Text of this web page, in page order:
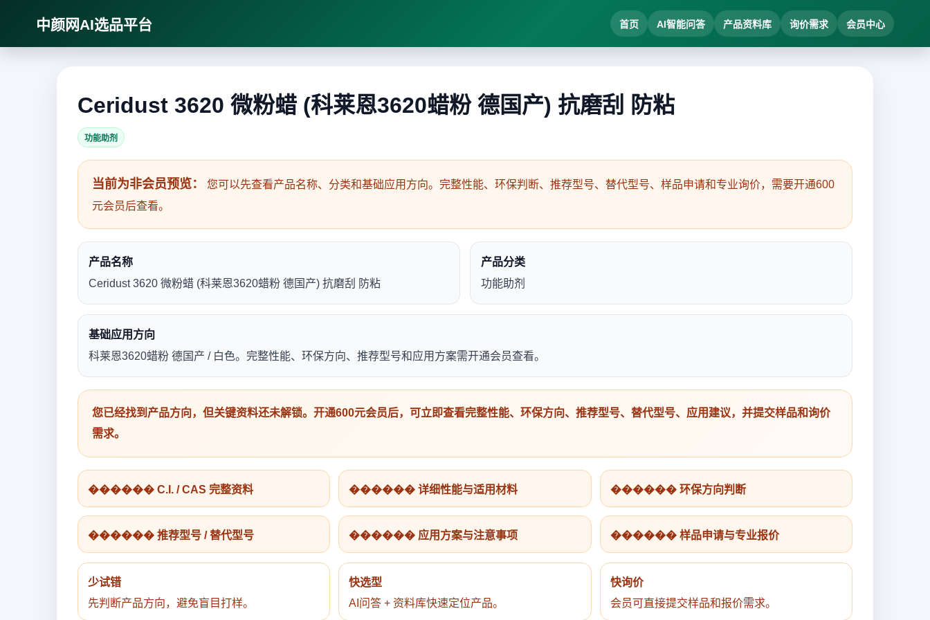
中颜网AI选品平台 首页 AI智能问答 产品资料库 询价需求 会员中心
Ceridust 3620 微粉蜡 (科莱恩3620蜡粉 德国产) 抗磨刮 防粘
功能助剂
当前为非会员预览：
您可以先查看产品名称、分类和基础应用方向。完整性能、环保判断、推荐型号、替代型号、样品申请和专业询价，需要开通600
元会员后查看。
产品名称
Ceridust 3620 微粉蜡 (科莱恩3620蜡粉 德国产) 抗磨刮 防粘
产品分类
功能助剂
基础应用方向
科莱恩3620蜡粉 德国产 / 白色。完整性能、环保方向、推荐型号和应用方案需开通会员查看。
您已经找到产品方向，但关键资料还未解锁。开通600元会员后，可立即查看完整性能、环保方向、推荐型号、替代型号、应用建议，并提交样品和询价
需求。
������ C.I. / CAS 完整资料 ������ 详细性能与适用材料 ������ 环保方向判断
������ 推荐型号 / 替代型号 ������ 应用方案与注意事项 ������ 样品申请与专业报价
少试错
先判断产品方向，避免盲目打样。
快选型
AI问答 + 资料库快速定位产品。
快询价
会员可直接提交样品和报价需求。